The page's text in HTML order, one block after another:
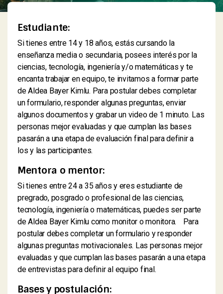
Estudiante:
Si tienes entre 14 y 18 años, estás cursando la
enseñanza media o secundaria, posees interés por la
ciencias, tecnología, ingeniería y/o matemáticas y te
encanta trabajar en equipo, te invitamos a formar parte
de Aldea Bayer Kimlu. Para postular debes completar
un formulario, responder algunas preguntas, enviar
algunos documentos y grabar un video de 1 minuto. Las
personas mejor evaluadas y que cumplan las bases
pasarán a una etapa de evaluación final para definir a
los y las participantes.
Mentora o mentor:
Si tienes entre 24 a 35 años y eres estudiante de
pregrado, posgrado o profesional de las ciencias,
tecnología, ingeniería o matemáticas, puedes ser parte
de Aldea Bayer Kimlu como monitor o monitora. Para
postular debes completar un formulario y responder
algunas preguntas motivacionales. Las personas mejor
evaluadas y que cumplan las bases pasarán a una etapa
de entrevistas para definir al equipo final.
Bases y postulación: